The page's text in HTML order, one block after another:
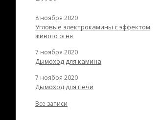
8 ноября 2020
Угловые электрокамины с эффектом
живого огня
7 ноября 2020
Дымоход для камина
7 ноября 2020
Дымоход для печи
Все записи